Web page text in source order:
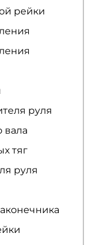
рейки
руля
вала
тяг
руля